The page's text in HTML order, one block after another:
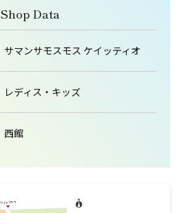
Shop Data
サマンサモスモス ケイッティオ
レディス・キッズ
西館